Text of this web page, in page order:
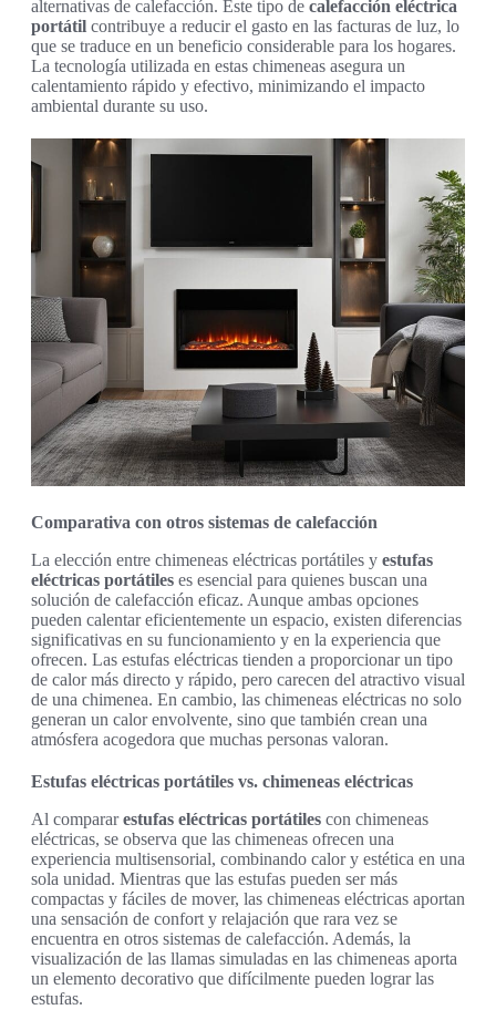
alternativas de calefacción. Este tipo de calefacción eléctrica
portátil contribuye a reducir el gasto en las facturas de luz, lo
que se traduce en un beneficio considerable para los hogares.
La tecnología utilizada en estas chimeneas asegura un
calentamiento rápido y efectivo, minimizando el impacto
ambiental durante su uso.
Comparativa con otros sistemas de calefacción
La elección entre chimeneas eléctricas portátiles y estufas
eléctricas portátiles es esencial para quienes buscan una
solución de calefacción eficaz. Aunque ambas opciones
pueden calentar eficientemente un espacio, existen diferencias
significativas en su funcionamiento y en la experiencia que
ofrecen. Las estufas eléctricas tienden a proporcionar un tipo
de calor más directo y rápido, pero carecen del atractivo visual
de una chimenea. En cambio, las chimeneas eléctricas no solo
generan un calor envolvente, sino que también crean una
atmósfera acogedora que muchas personas valoran.
Estufas eléctricas portátiles vs. chimeneas eléctricas
Al compararestufas eléctricas portátiles con chimeneas
eléctricas, se observa que las chimeneas ofrecen una
experiencia multisensorial, combinando calor y estética en una
sola unidad. Mientras que las estufas pueden ser más
compactas y fáciles de mover, las chimeneas eléctricas aportan
una sensación de confort y relajación que rara vez se
encuentra en otros sistemas de calefacción. Además, la
visualización de las llamas simuladas en las chimeneas aporta
un elemento decorativo que difícilmente pueden lograr las
estufas.